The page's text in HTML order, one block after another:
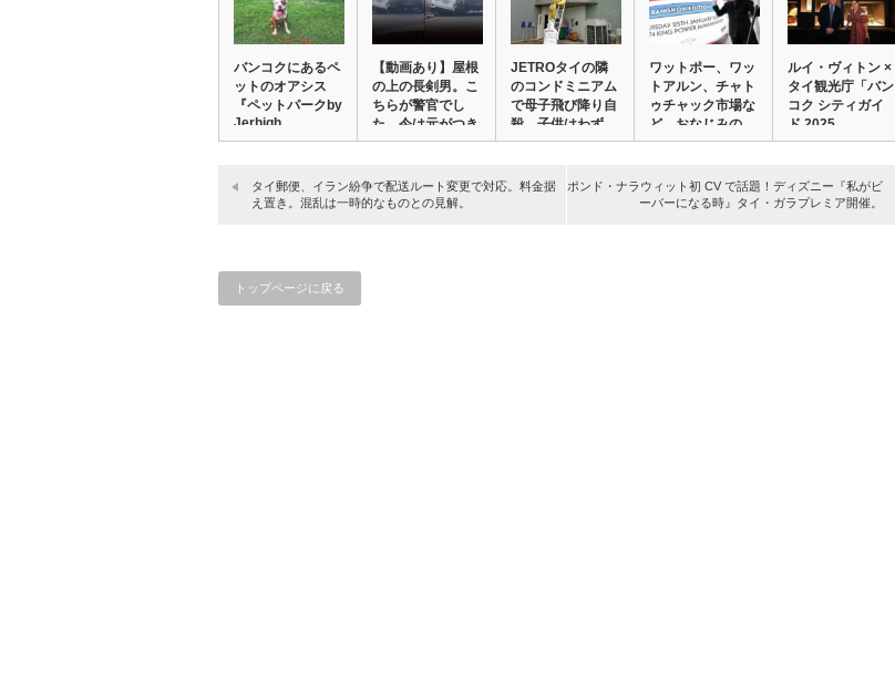
バンコクにあるペ
ットのオアシス
『ペットパークby
Jerhigh…
【動画あり】屋根
の上の長剣男。こ
ちらが警官でし
た。今は元がつき
ま…
JETROタイの隣
のコンドミニアム
で母子飛び降り自
殺。子供はわず…
ワットポー、ワッ
トアルン、チャト
ゥチャック市場な
ど、おなじみの
場…
ルイ・ヴィトン ×
タイ観光庁「バン
コク シティガイ
ド 2025…
タイ郵便、イラン紛争で配送ルート変更で対応。料金据
え置き。混乱は一時的なものとの見解。
ポンド・ナラウィット初 CV で話題！ディズニー『私がビ
ーバーになる時』タイ・ガラプレミア開催。
トップページに戻る